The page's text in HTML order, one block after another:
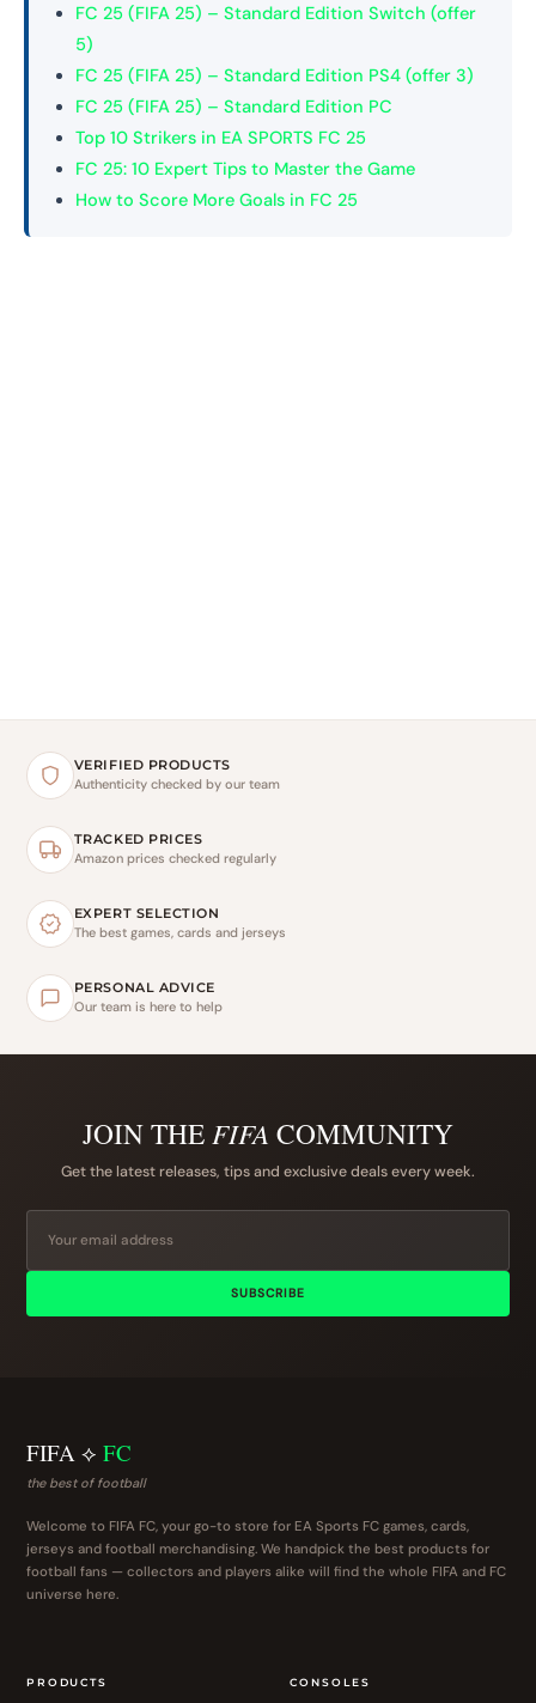
FC 25 (FIFA 25) – Standard Edition Switch (offer
5)
FC 25 (FIFA 25) – Standard Edition PS4 (offer 3)
FC 25 (FIFA 25) – Standard Edition PC
Top 10 Strikers in EA SPORTS FC 25
FC 25: 10 Expert Tips to Master the Game
How to Score More Goals in FC 25
VERIFIED PRODUCTS
Authenticity checked by our team
TRACKED PRICES
Amazon prices checked regularly
EXPERT SELECTION
The best games, cards and jerseys
PERSONAL ADVICE
Our team is here to help
JOIN THE FIFA COMMUNITY
Get the latest releases, tips and exclusive deals every week.
SUBSCRIBE
FIFA ⟡ FC
the best of football
Welcome to FIFA FC, your go-to store for EA Sports FC games, cards,
jerseys and football merchandising. We handpick the best products for
football fans — collectors and players alike will find the whole FIFA and FC
universe here.
PRODUCTS CONSOLES